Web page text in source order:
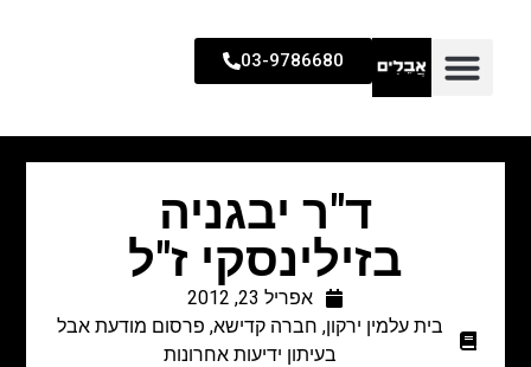
03-9786680
ד"ר יבגניה
בזילינסקי ז"ל
אפריל 23, 2012
בית עלמין ירקון, חברה קדישא, פרסום מודעת אבל
בעיתון ידיעות אחרונות